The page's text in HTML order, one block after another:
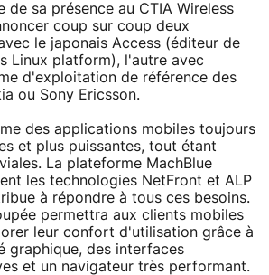
sa présence au CTIA Wireless
coup sur coup deux
le japonais Access (éditeur de
Linux platform), l'autre avec
d'exploitation de référence des
ou Sony Ericsson.
des applications mobiles toujours
et plus puissantes, tout étant
La plateforme MachBlue
les technologies NetFront et ALP
à répondre à tous ces besoins.
permettra aux clients mobiles
leur confort d'utilisation grâce à
graphique, des interfaces
et un navigateur très performant.